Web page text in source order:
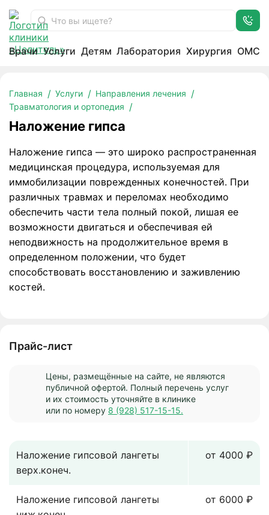
Врачи Услуги Детям Лаборатория Хирургия ОМС
Главная Услуги
Направления лечения
Травматология и ортопедия
Наложение гипса
Наложение гипса
Наложение гипса — это широко распространенная
медицинская процедура, используемая для
иммобилизации поврежденных конечностей. При
различных травмах и переломах необходимо
обеспечить части тела полный покой, лишая ее
возможности двигаться и обеспечивая ей
неподвижность на продолжительное время в
определенном положении, что будет
способствовать восстановлению и заживлению
костей.
Прайс-лист
Цены, размещённые на сайте, не являются
публичной офертой. Полный перечень услуг
и их стоимость уточняйте в клинике
или по номеру 8 (928) 517-15-15.
Наложение гипсовой лангеты
верх.конеч.
от 4000 ₽
Наложение гипсовой лангеты
от 6000 ₽